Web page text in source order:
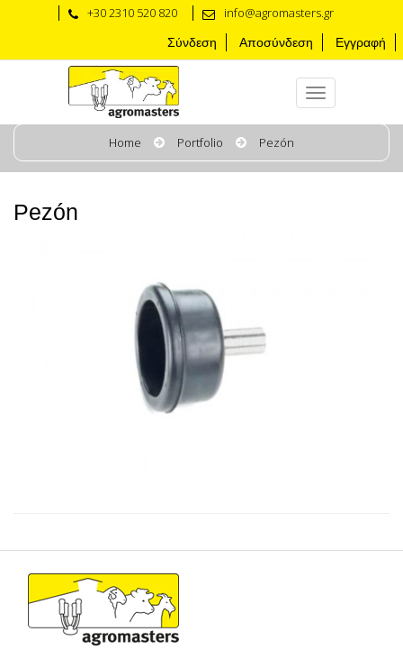
+30 2310 520 820 info@agromasters.gr
Σύνδεση Αποσύνδεση Εγγραφή
Home Portfolio Pezón
Pezón